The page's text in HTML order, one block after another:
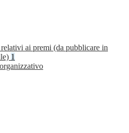
ai premi (da pubblicare in
1